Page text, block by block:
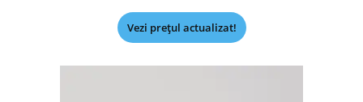
Vezi prețul actualizat!